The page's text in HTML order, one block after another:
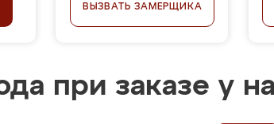
ВЫЗВАТЬ ЗАМЕРЩИКА
при заказе у